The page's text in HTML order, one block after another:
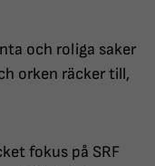
och roliga saker
orken räcker till,
fokus på SRF